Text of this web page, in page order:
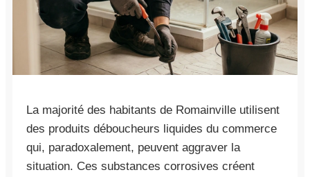
La majorité des habitants de Romainville utilisent
des produits déboucheurs liquides du commerce
qui, paradoxalement, peuvent aggraver la
situation. Ces substances corrosives créent